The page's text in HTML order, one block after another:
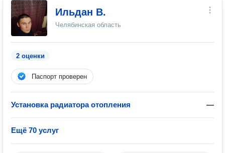
Ильдан В.
Челябинская область
2 оценки
Паспорт проверен
Установка радиатора отопления —
Ещё 70 услуг